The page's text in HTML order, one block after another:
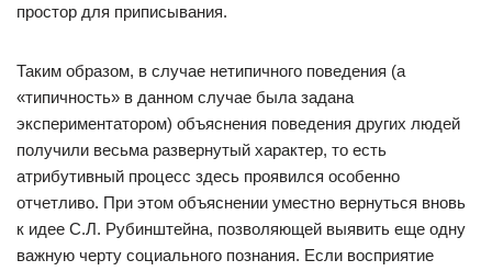
простор для приписывания.
Таким образом, в случае нетипичного поведения (а
«типичность» в данном случае была задана
экспериментатором) объяснения поведения других людей
получили весьма развернутый характер, то есть
атрибутивный процесс здесь проявился особенно
отчетливо. При этом объяснении уместно вернуться вновь
к идее С.Л. Рубинштейна, позволяющей выявить еще одну
важную черту социального познания. Если восприятие